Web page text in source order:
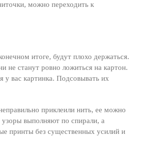
можно переходить к
итоге, будут плохо держаться.
не станут ровно ложиться на картон.
вас картинка. Подсовывать их
приклеили нить, ее можно
узоры выполняют по спирали, а
принты без существенных усилий и